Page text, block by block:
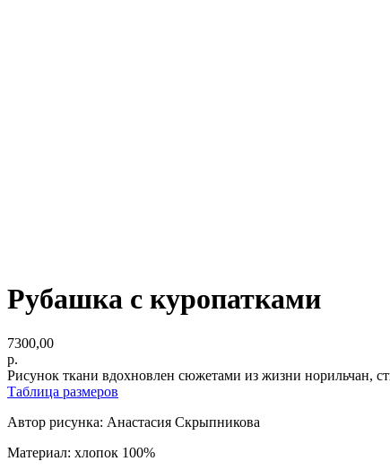
Рубашка с куропатками
7300,00
р.
Рисунок ткани вдохновлен сюжетами из жизни норильчан,
Таблица размеров
Автор рисунка: Анастасия Скрыпникова
Материал: хлопок 100%